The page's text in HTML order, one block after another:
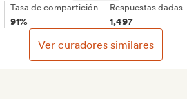
Tasa de compartición
91%
Respuestas dadas
1,497
Ver curadores similares